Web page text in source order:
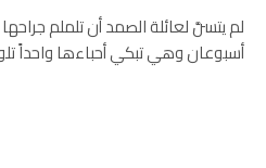
لم يتسنَّ لعائلة الصمد أن تلملم
أسبوعان وهي تبكي أحباءها واحداً تلو